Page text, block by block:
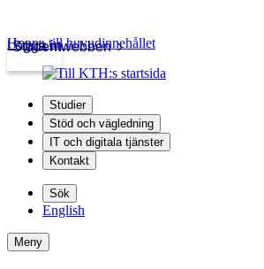
Studentwebben
Logga in
Hoppa till huvudinnehållet
Studier
Stöd och vägledning
IT och digitala tjänster
Kontakt
Sök
English
Meny